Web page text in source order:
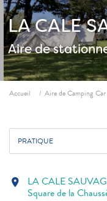
LA CALE
Aire de
Fil d'ariane
Accueil Aire de Camping Car
PRATIQUE
location_on LA CALE
Square de la